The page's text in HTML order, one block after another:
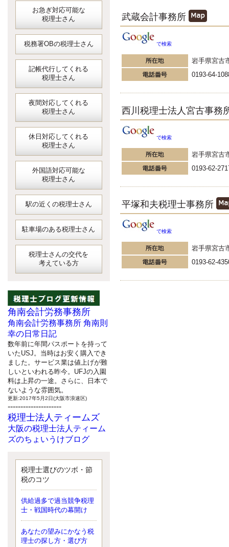
お急ぎ対応可能な
税理士さん
税務署OBの税理士さん
記帳代行してくれる
税理士さん
夜間対応してくれる
税理士さん
休日対応してくれる
税理士さん
外国語対応可能な
税理士さん
駅の近くの税理士さん
駐車場のある税理士さん
税理士さんの交代を
考えている方
角南会計労務事務所
角南会計労務事務所 角南則
幸の日常日記
数年前に年間パスポートを持って
いたUSJ。当時はお安く購入でき
ました。サービス業は値上げが難
しいといわれる昨今。UFJの入園
料は上昇の一途。さらに、日本で
ないような雰囲気。
更新:2017年5月2日(大阪市浪速区)
---------------------
税理士法人ティームズ
大阪の税理士法人ティーム
ズのちょいうけブログ
なったことに気付いた、税理士の
北井です。寂しいです。 先日、テ
ィームズイベントとしてバーベキ
ップしようと思いましたが、そこ
はセンスある後のブロガーに任せ
ようと思います。
更新:2017年5月1日(大阪市北区)
---------------------
サクセス会計事務所
税理士選びのツボ・節
税のコツ
供給過多で過当競争税理
士・戦国時代の幕開け
あなたの望みにかなう税
理士の探し方・選び方
武蔵会計事務所
で検索
岩手県宮古
0193-64-
西川税理士法人宮古事務
で検索
岩手県宮古
0193-62-
平塚和夫税理士事務所
で検索
岩手県宮古
0193-62-